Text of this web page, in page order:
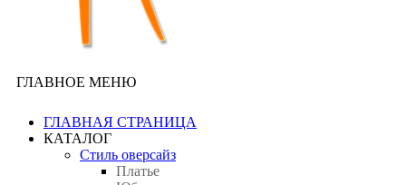
ГЛАВНОЕ МЕНЮ
ГЛАВНАЯ СТРАНИЦА
КАТАЛОГ
Стиль оверсайз
Платье